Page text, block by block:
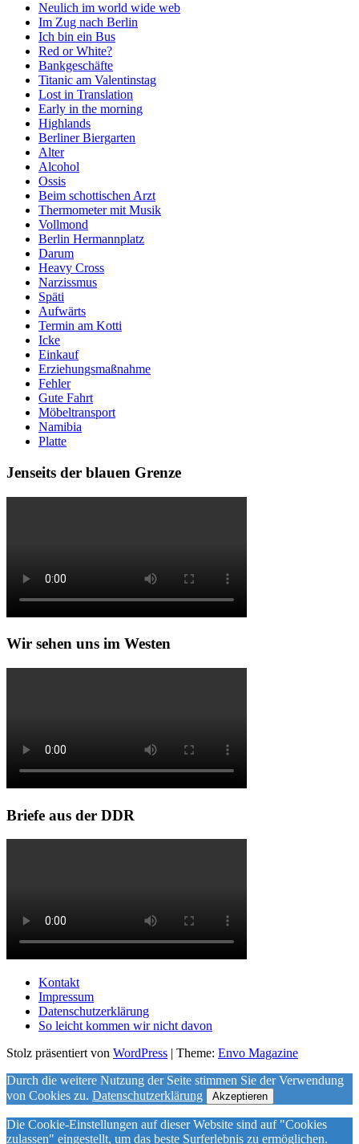
Neulich im world wide web
Im Zug nach Berlin
Ich bin ein Bus
Red or White?
Bankgeschäfte
Titanic am Valentinstag
Lost in Translation
Early in the morning
Highlands
Berliner Biergarten
Alter
Alcohol
Ossis
Beim schottischen Arzt
Thermometer mit Musik
Vollmond
Berlin Hermannplatz
Darum
Heavy Cross
Narzissmus
Späti
Aufwärts
Termin am Kotti
Icke
Einkauf
Erziehungsmaßnahme
Fehler
Gute Fahrt
Möbeltransport
Namibia
Platte
Jenseits der blauen Grenze
Wir sehen uns im Westen
Briefe aus der DDR
Kontakt
Impressum
Datenschutzerklärung
So leicht kommen wir nicht davon
Stolz präsentiert von WordPress | Theme: Envo Magazine
Durch die weitere Nutzung der Seite stimmen Sie der Verwendung
von Cookies zu. Datenschutzerklärung Akzeptieren
Die Cookie-Einstellungen auf dieser Website sind auf "Cookies
zulassen" eingestellt, um das beste Surferlebnis zu ermöglichen.